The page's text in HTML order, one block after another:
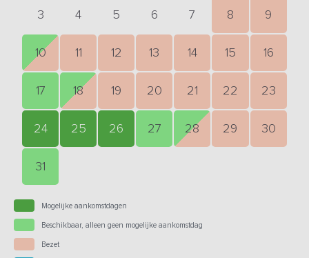
3 4 5 6 7 8 9
10 11 12 13 14 15 16
17 18 19 20 21 22 23
24 25 26 27 28 29 30
31
Mogelijke aankomstdagen
Beschikbaar, alleen geen mogelijke aankomstdag
Bezet